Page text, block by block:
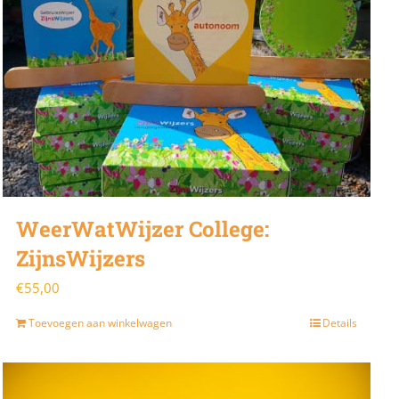
WeerWatWijzer College:
ZijnsWijzers
€55,00
Toevoegen aan winkelwagen Details